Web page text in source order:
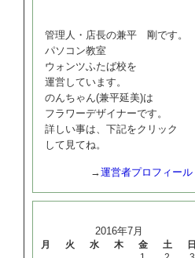
管理人・店長の兼平 剛です。
パソコン教室
ウォンツふたば校を
運営しています。
のんちゃん(兼平延美)は
フラワーデザイナーです。
詳しい事は、下記をクリック
して見てね。
→運営者プロフィール
2016年7月
月 火 水 木 金 土 日